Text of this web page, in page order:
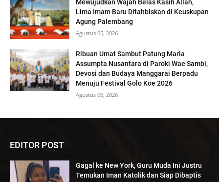
Mewujudkan Wajah Belas Kasih Allah,
Lima Imam Baru Ditahbiskan di Keuskupan
Agung Palembang
Agustus 05, 2026
Ribuan Umat Sambut Patung Maria
Assumpta Nusantara di Paroki Wae Sambi,
Devosi dan Budaya Manggarai Berpadu
Menuju Festival Golo Koe 2026
Agustus 06, 2026
EDITOR POST
Gagal ke New York, Guru Muda Ini Justru
Temukan Iman Katolik dan Siap Dibaptis